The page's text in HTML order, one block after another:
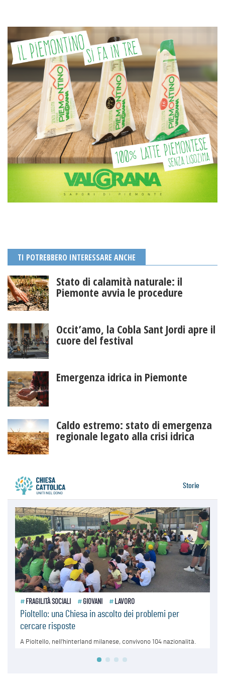
TI POTREBBERO INTERESSARE ANCHE
Stato di calamità naturale: il
Piemonte avvia le procedure
Occit’amo, la Cobla Sant Jordi apre il
cuore del festival
Emergenza idrica in Piemonte
Caldo estremo: stato di emergenza
regionale legato alla crisi idrica